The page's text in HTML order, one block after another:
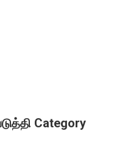
Category